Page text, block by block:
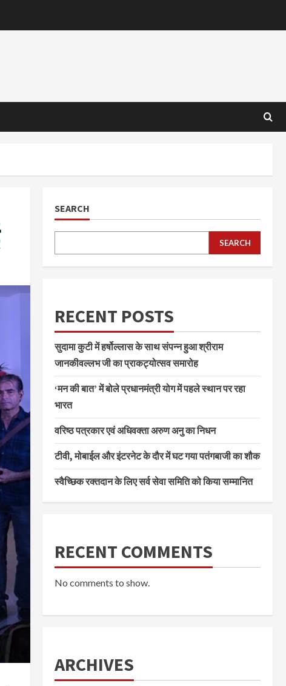
SEARCH
SEARCH
RECENT POSTS
सुदामा कुटी में हर्षोल्लास के साथ संपन्न हुआ श्रीराम
जानकीवल्लभ जी का प्राकट्योत्सव समारोह
‘मन की बात’ में बोले प्रधानमंत्री योग में पहले स्थान पर रहा
भारत
वरिष्ठ पत्रकार एवं अधिवक्ता अरुण अनु का निधन
टीवी, मोबाईल और इंटरनेट के दौर में घट गया पतंगबाजी का शौक
स्वैच्छिक रक्तदान के लिए सर्व सेवा समिति को किया सम्मानित
RECENT COMMENTS
No comments to show.
ARCHIVES